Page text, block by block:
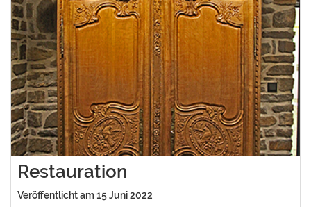
Restauration
Veröffentlicht am 15 Juni 2022